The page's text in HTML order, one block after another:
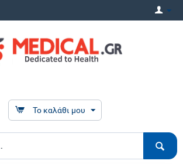
Το καλάθι μου